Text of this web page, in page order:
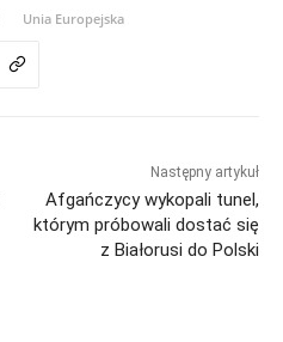
Unia Europejska
Następny artykuł
Afgańczycy wykopali tunel,
którym próbowali dostać się
z Białorusi do Polski